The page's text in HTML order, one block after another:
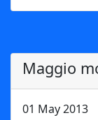
Maggio
01 May 2013